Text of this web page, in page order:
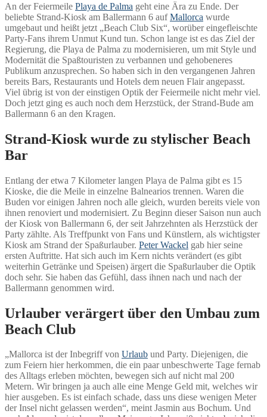
An der Feiermeile Playa de Palma geht eine Ära zu Ende. Der
beliebte Strand-Kiosk am Ballermann 6 aufMallorca wurde
umgebaut und heißt jetzt „Beach Club Six“, worüber eingefleischte
Party-Fans ihrem Unmut Kund tun. Schon lange ist es das Ziel der
Regierung, die Playa de Palma zu modernisieren, um mit Style und
Modernität die Spaßtouristen zu verbannen und gehobeneres
Publikum anzusprechen. So haben sich in den vergangenen Jahren
bereits Bars, Restaurants und Hotels dem neuen Flair angepasst.
Viel übrig ist von der einstigen Optik der Feiermeile nicht mehr viel.
Doch jetzt ging es auch noch dem Herzstück, der Strand-Bude am
Ballermann 6 an den Kragen.
Strand-Kiosk wurde zu stylischer Beach
Bar
Entlang der etwa 7 Kilometer langen Playa de Palma gibt es 15
Kioske, die die Meile in einzelne Balnearios trennen. Waren die
Buden vor einigen Jahren noch alle gleich, wurden bereits viele von
ihnen renoviert und modernisiert. Zu Beginn dieser Saison nun auch
der Kiosk von Ballermann 6, der seit Jahrzehnten als Herzstück der
Party zählte. Als Treffpunkt von Fans und Künstlern, als wichtigster
Kiosk am Strand der Spaßurlauber. Peter Wackel gab hier seine
ersten Auftritte. Hat sich auch im Kern nichts verändert (es gibt
weiterhin Getränke und Speisen) ärgert die Spaßurlauber die Optik
doch sehr. Sie haben das Gefühl, dass ihnen nach und nach der
Ballermann genommen wird.
Urlauber verärgert über den Umbau zum
Beach Club
„Mallorca ist der Inbegriff von Urlaub und Party. Diejenigen, die
zum Feiern hier herkommen, die ein paar unbeschwerte Tage fernab
des Alltags erleben möchten, bewegen sich auf nicht mal 200
Metern. Wir bringen ja auch alle eine Menge Geld mit, welches wir
hier ausgeben. Es ist einfach schade, dass uns diese wenigen Meter
der Insel nicht gelassen werden“, meint Jasmin aus Bochum. Und